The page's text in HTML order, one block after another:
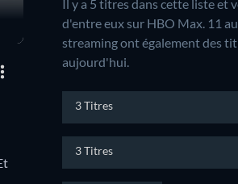
Il y a 5 titres dans cette liste et
d'entre eux sur HBO Max. 11
streaming ont également des
aujourd'hui.
3 Titres
3 Titres